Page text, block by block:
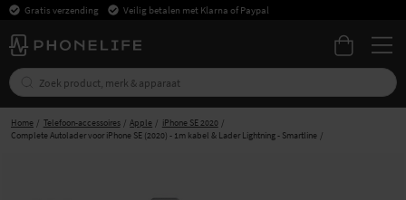
Gratis verzending Veilig betalen met Klarna of Paypal
Home Telefoon-accessoires Apple
iPhone SE 2020
Complete Autolader voor iPhone SE (2020) - 1m kabel & Lader Lightning - Smartline